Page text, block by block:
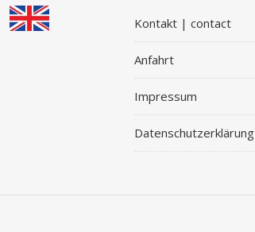
Kontakt | contact
Anfahrt
Impressum
Datenschutzerklärung